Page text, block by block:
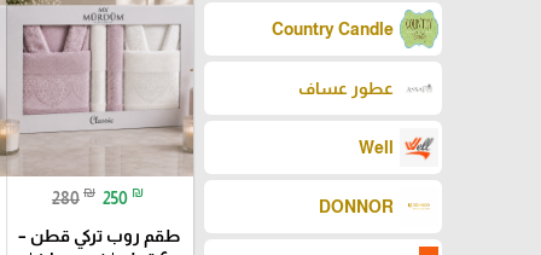
Country Candle
عطور عساف
Well
DONNOR
280 ₪ 250 ₪
طقم روب تركي قطن –